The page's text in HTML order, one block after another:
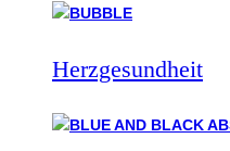
Herzgesundheit